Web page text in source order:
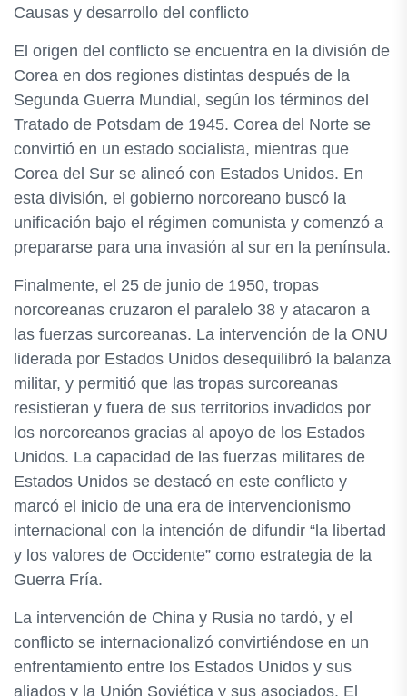
Causas y desarrollo del conflicto
El origen del conflicto se encuentra en la división de
Corea en dos regiones distintas después de la
Segunda Guerra Mundial, según los términos del
Tratado de Potsdam de 1945. Corea del Norte se
convirtió en un estado socialista, mientras que
Corea del Sur se alineó con Estados Unidos. En
esta división, el gobierno norcoreano buscó la
unificación bajo el régimen comunista y comenzó a
prepararse para una invasión al sur en la península.
Finalmente, el 25 de junio de 1950, tropas
norcoreanas cruzaron el paralelo 38 y atacaron a
las fuerzas surcoreanas. La intervención de la ONU
liderada por Estados Unidos desequilibró la balanza
militar, y permitió que las tropas surcoreanas
resistieran y fuera de sus territorios invadidos por
los norcoreanos gracias al apoyo de los Estados
Unidos. La capacidad de las fuerzas militares de
Estados Unidos se destacó en este conflicto y
marcó el inicio de una era de intervencionismo
internacional con la intención de difundir “la libertad
y los valores de Occidente” como estrategia de la
Guerra Fría.
La intervención de China y Rusia no tardó, y el
conflicto se internacionalizó convirtiéndose en un
enfrentamiento entre los Estados Unidos y sus
aliados y la Unión Soviética y sus asociados. El